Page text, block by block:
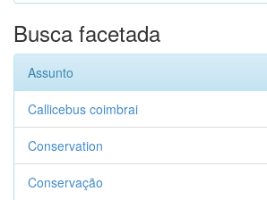
Busca facetada
Assunto
Callicebus coimbrai
Conservation
Conservação